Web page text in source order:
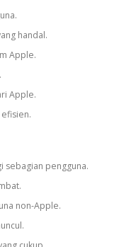
handal.
Apple.
Apple.
sebagian pengguna.
non-Apple.